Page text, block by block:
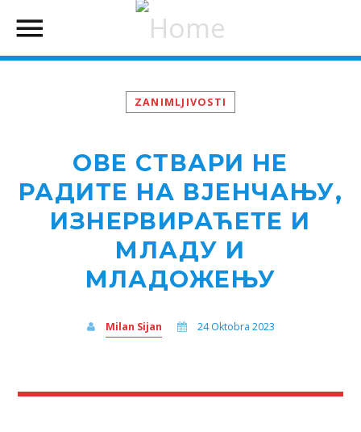
ZANIMLJIVOSTI
ОВЕ СТВАРИ НЕ
РАДИТЕ НА ВЈЕНЧАЊУ,
ИЗНЕРВИРАЋЕТЕ И
МЛАДУ И
МЛАДОЖЕЊУ
Milan Sijan 24 Oktobra 2023